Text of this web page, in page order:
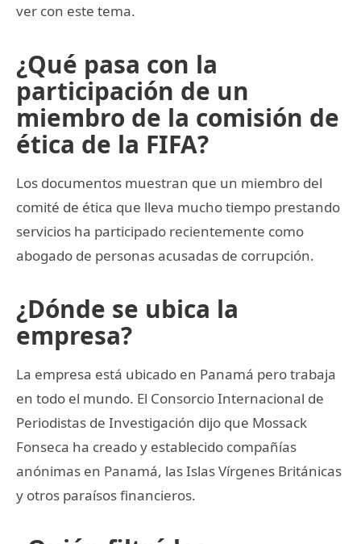
ver con este tema.
¿Qué pasa con la
participación de un
miembro de la comisión de
ética de la FIFA?
Los documentos muestran que un miembro del
comité de ética que lleva mucho tiempo prestando
servicios ha participado recientemente como
abogado de personas acusadas de corrupción.
¿Dónde se ubica la
empresa?
La empresa está ubicado en Panamá pero trabaja
en todo el mundo. El Consorcio Internacional de
Periodistas de Investigación dijo que Mossack
Fonseca ha creado y establecido compañías
anónimas en Panamá, las Islas Vírgenes Británicas
y otros paraísos financieros.